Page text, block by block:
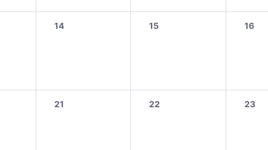
14 15 16
21 22 23